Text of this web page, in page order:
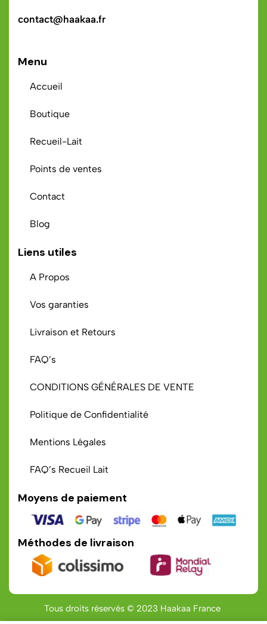
contact@haakaa.fr
Menu
Accueil
Boutique
Recueil-Lait
Points de ventes
Contact
Blog
Liens utiles
A Propos
Vos garanties
Livraison et Retours
FAQ’s
CONDITIONS GÉNÉRALES DE VENTE
Politique de Confidentialité
Mentions Légales
FAQ’s Recueil Lait
Moyens de paiement
Méthodes de livraison
Tous droits réservés © 2023 Haakaa France